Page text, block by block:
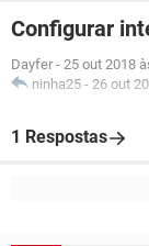
Configurar
Dayfer - 25 out 2018
ninha25 - 26 out
1 Respostas